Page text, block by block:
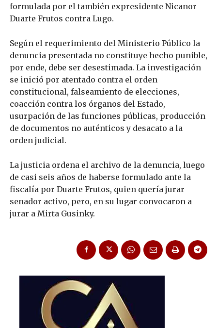
formulada por el también expresidente Nicanor
Duarte Frutos contra Lugo.
Según el requerimiento del Ministerio Público la
denuncia presentada no constituye hecho punible,
por ende, debe ser desestimada. La investigación
se inició por atentado contra el orden
constitucional, falseamiento de elecciones,
coacción contra los órganos del Estado,
usurpación de las funciones públicas, producción
de documentos no auténticos y desacato a la
orden judicial.
La justicia ordena el archivo de la denuncia, luego
de casi seis años de haberse formulado ante la
fiscalía por Duarte Frutos, quien quería jurar
senador activo, pero, en su lugar convocaron a
jurar a Mirta Gusinky.